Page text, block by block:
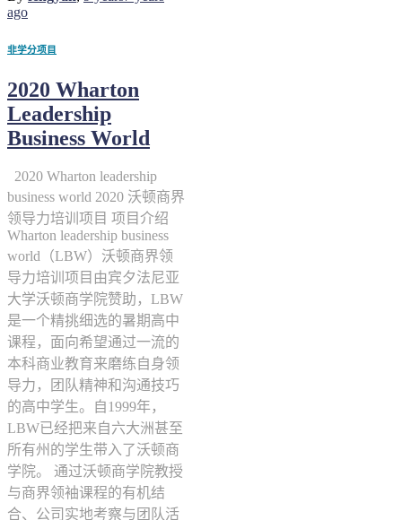
ago
非学分项目
2020 Wharton
Leadership
Business World
2020 Wharton leadership
business world 2020 沃顿商界
领导力培训项目 项目介绍
Wharton leadership business
world（LBW）沃顿商界领
导力培训项目由宾夕法尼亚
大学沃顿商学院赞助，LBW
是一个精挑细选的暑期高中
课程，面向希望通过一流的
本科商业教育来磨练自身领
导力，团队精神和沟通技巧
的高中学生。自1999年，
LBW已经把来自六大洲甚至
所有州的学生带入了沃顿商
学院。 通过沃顿商学院教授
与商界领袖课程的有机结
合、公司实地考察与团队活